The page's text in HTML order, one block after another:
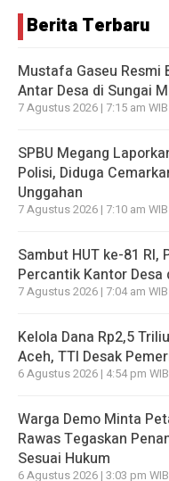
Berita Terbaru
Mustafa Gaseu Resmi
Antar Desa di Sungai
7 Agustus 2026 | 7:15 am WIB
SPBU Megang
Polisi, Diduga
Unggahan
7 Agustus 2026 | 7:10 am WIB
Sambut HUT ke-81 RI,
Percantik Kantor
7 Agustus 2026 | 7:04 am WIB
Kelola Dana Rp2,5
Aceh, TTI Desak
6 Agustus 2026 | 4:54 pm WIB
Warga Demo Minta
Rawas Tegaskan
Sesuai Hukum
6 Agustus 2026 | 3:03 pm WIB